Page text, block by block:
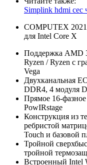
Simplink hdmi cec
COMPUTEX
для Intel Core X
Поддержка AMD
Ryzen / Ryzen с
Vega
Двухканальная
DDR4, 4 модуля
Прямое 16-
PowIRstage
Конструкция из
ребристой
Touch и базовой
Тройной
тройной
Встроенный Intel